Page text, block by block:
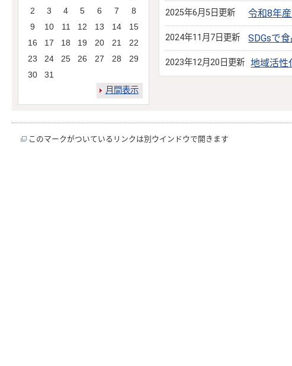
2025年6月5日更新 令和8年
2024年11月7日更新 SDGsで
2023年12月20日更新 地域活性
2
3 4 5 6 7
8
9
10 11 12 13 14
15
16
17 18 19 20 21
22
23
24 25 26 27 28
29
30
31
月間表示
このマークがついているリンクは別ウインドウで開きます